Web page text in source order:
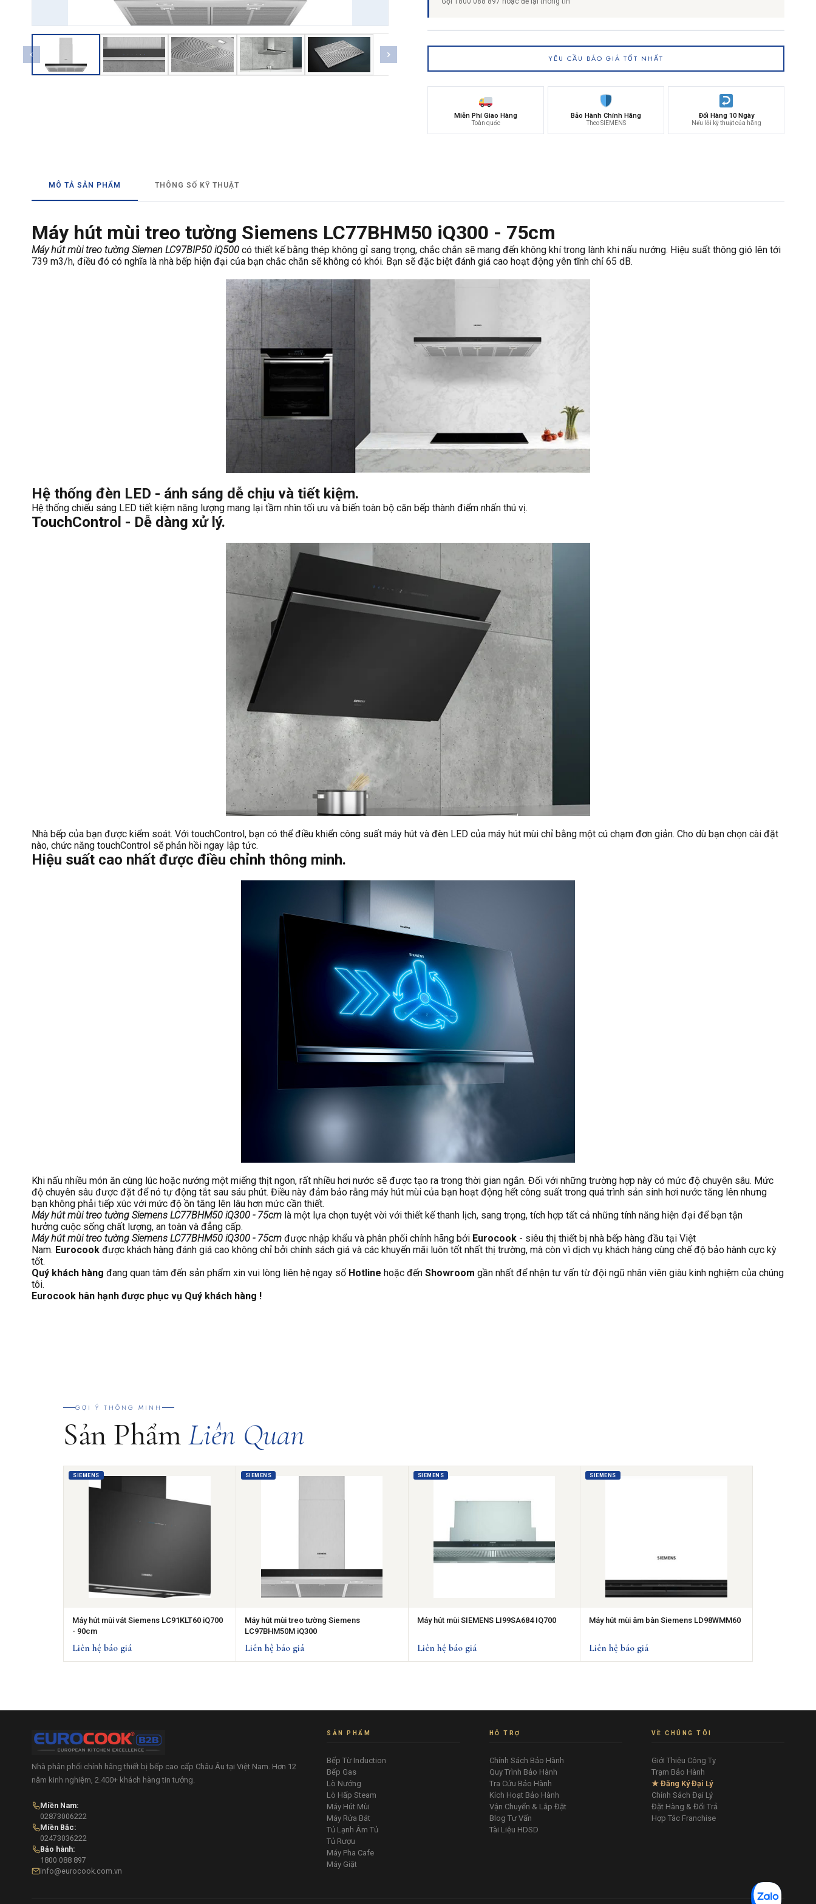
→ GỬI YÊU CẦU BÁO GIÁ
YÊU CẦU BÁO GIÁ TỐT NHẤT
Miễn Phí Giao Hàng
Toàn quốc
Bảo Hành Chính Hãng
Theo SIEMENS
Đổi Hàng 10 Ngày
Nếu lỗi kỹ thuật của hãng
MÔ TẢ SẢN PHẨM THÔNG SỐ KỸ THUẬT
Máy hút mùi treo tường Siemens LC77BHM50 iQ300 - 75cm
Máy hút mùi treo tường Siemen LC97BIP50 iQ500 có thiết kế bằng thép không gỉ sang trọng, chắc chắn sẽ mang đến không khí trong lành khi nấu nướng. Hiệu suất thông gió lên tới
739 m3/h, điều đó có nghĩa là nhà bếp hiện đại của bạn chắc chắn sẽ không có khói. Bạn sẽ đặc biệt đánh giá cao hoạt động yên tĩnh chỉ 65 dB.
Hệ thống đèn LED - ánh sáng dễ chịu và tiết kiệm.
Hệ thống chiếu sáng LED tiết kiệm năng lượng mang lại tầm nhìn tối ưu và biến toàn bộ căn bếp thành điểm nhấn thú vị.
TouchControl - Dễ dàng xử lý.
Nhà bếp của bạn được kiểm soát. Với touchControl, bạn có thể điều khiển công suất máy hút và đèn LED của máy hút mùi chỉ bằng một cú chạm đơn giản. Cho dù bạn chọn cài đặt
nào, chức năng touchControl sẽ phản hồi ngay lập tức.
Hiệu suất cao nhất được điều chỉnh thông minh.
Khi nấu nhiều món ăn cùng lúc hoặc nướng một miếng thịt ngon, rất nhiều hơi nước sẽ được tạo ra trong thời gian ngắn. Đối với những trường hợp này có mức độ chuyên sâu. Mức
độ chuyên sâu được đặt để nó tự động tắt sau sáu phút. Điều này đảm bảo rằng máy hút mùi của bạn hoạt động hết công suất trong quá trình sản sinh hơi nước tăng lên nhưng
bạn không phải tiếp xúc với mức độ ồn tăng lên lâu hơn mức cần thiết.
Máy hút mùi treo tường Siemens LC77BHM50 iQ300 - 75cm là một lựa chọn tuyệt vời với thiết kế thanh lịch, sang trọng, tích hợp tất cả những tính năng hiện đại để bạn tận
hưởng cuộc sống chất lượng, an toàn và đẳng cấp.
Máy hút mùi treo tường Siemens LC77BHM50 iQ300 - 75cm được nhập khẩu và phân phối chính hãng bởi Eurocook - siêu thị thiết bị nhà bếp hàng đầu tại Việt
Nam. Eurocook được khách hàng đánh giá cao không chỉ bởi chính sách giá và các khuyến mãi luôn tốt nhất thị trường, mà còn vì dịch vụ khách hàng cùng chế độ bảo hành cực kỳ
tốt.
Quý khách hàng đang quan tâm đến sản phẩm xin vui lòng liên hệ ngay số Hotline hoặc đến Showroom gần nhất để nhận tư vấn từ đội ngũ nhân viên giàu kinh nghiệm của chúng
tôi.
Eurocook hân hạnh được phục vụ Quý khách hàng !
GỢI Ý THÔNG MINH
Sản PhẩmLiên Quan
SIEMENS
Máy hút mùi vát Siemens LC91KLT60 iQ700
- 90cm
Liên hệ báo giá
SIEMENS
Máy hút mùi treo tường Siemens
LC97BHM50M iQ300
Liên hệ báo giá
SIEMENS
Máy hút mùi SIEMENS LI99SA684 IQ700
Liên hệ báo giá
SIEMENS
Máy hút mùi âm bàn Siemens LD98WMM60
Liên hệ báo giá
Nhà phân phối chính hãng thiết bị bếp cao cấp Châu Âu tại Việt Nam. Hơn 12
năm kinh nghiệm, 2.400+ khách hàng tin tưởng.
Miền Nam:
02873006222
Miền Bắc:
02473036222
Bảo hành:
1800 088 897
info@eurocook.com.vn
SẢN PHẨM
Bếp Từ Induction
Bếp Gas
Lò Nướng
Lò Hấp Steam
Máy Hút Mùi
Máy Rửa Bát
Tủ Lạnh Âm Tủ
Tủ Rượu
Máy Pha Cafe
Máy Giặt
HỖ TRỢ
Chính Sách Bảo Hành
Quy Trình Bảo Hành
Tra Cứu Bảo Hành
Kích Hoạt Bảo Hành
Vận Chuyển & Lắp Đặt
Blog Tư Vấn
Tài Liệu HDSD
VỀ CHÚNG TÔI
Giới Thiệu Công Ty
Trạm Bảo Hành
★ Đăng Ký Đại Lý
Chính Sách Đại Lý
Đặt Hàng & Đổi Trả
Hợp Tác Franchise